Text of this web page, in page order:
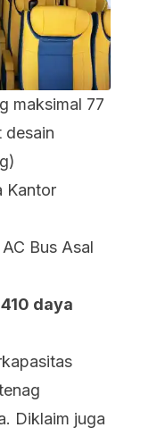
maksimal 77
desain
Kantor
Bus Asal
daya
Diklaim juga